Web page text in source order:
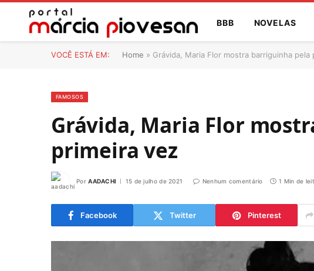
BBB NOVELAS
VOCÊ ESTÁ EM: Home » Grávida, Maria Flor mostra barriguinha pela
FAMOSOS
Grávida, Maria Flor
primeira vez
Por AADACHI 15 de julho de 2021 Nenhum comentário 1 Min de
Facebook Twitter Pinterest